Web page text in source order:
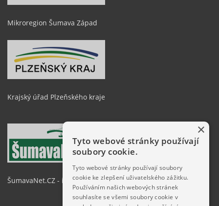
Mikroregion Šumava Západ
Krajský úřad Plzeňského kraje
ŠumavaNet.CZ - informace o regionu
×
Tyto webové stránky používají
soubory cookie.
Tyto webové stránky používají soubory
cookie ke zlepšení uživatelského zážitku.
Používáním našich webových stránek
souhlasíte se všemi soubory cookie v